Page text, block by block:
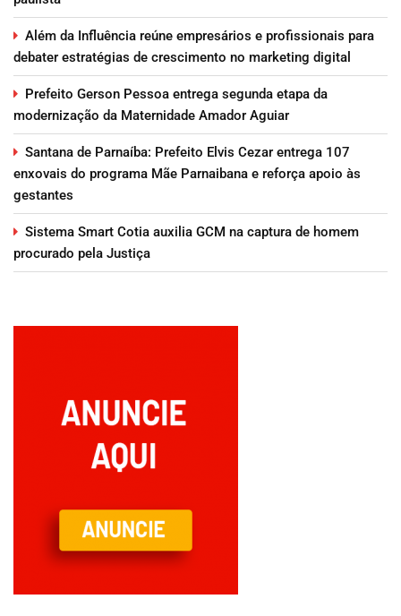
Além da Influência reúne empresários e profissionais para
debater estratégias de crescimento no marketing digital
Prefeito Gerson Pessoa entrega segunda etapa da
modernização da Maternidade Amador Aguiar
Santana de Parnaíba: Prefeito Elvis Cezar entrega 107
enxovais do programa Mãe Parnaibana e reforça apoio às
gestantes
Sistema Smart Cotia auxilia GCM na captura de homem
procurado pela Justiça